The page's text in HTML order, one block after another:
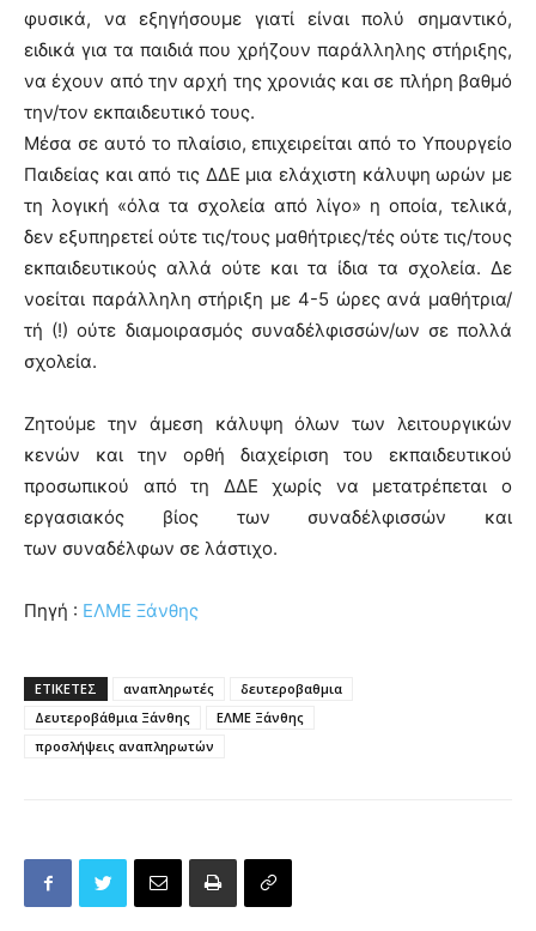
φυσικά, να εξηγήσουμε γιατί είναι πολύ σημαντικό,
ειδικά για τα παιδιά που χρήζουν παράλληλης στήριξης,
να έχουν από την αρχή της χρονιάς και σε πλήρη βαθμό
την/τον εκπαιδευτικό τους.
Μέσα σε αυτό το πλαίσιο, επιχειρείται από το Υπουργείο
Παιδείας και από τις ΔΔΕ μια ελάχιστη κάλυψη ωρών με
τη λογική «όλα τα σχολεία από λίγο» η οποία, τελικά,
δεν εξυπηρετεί ούτε τις/τους μαθήτριες/τές ούτε τις/τους
εκπαιδευτικούς αλλά ούτε και τα ίδια τα σχολεία. Δε
νοείται παράλληλη στήριξη με 4-5 ώρες ανά μαθήτρια/
τή (!) ούτε διαμοιρασμός συναδέλφισσών/ων σε πολλά
σχολεία.
Ζητούμε την άμεση κάλυψη όλων των λειτουργικών
κενών και την ορθή διαχείριση του εκπαιδευτικού
προσωπικού από τη ΔΔΕ χωρίς να μετατρέπεται ο
εργασιακός βίος των συναδέλφισσών και
των συναδέλφων σε λάστιχο.
Πηγή : ΕΛΜΕ Ξάνθης
ΕΤΙΚΕΤΕΣ αναπληρωτές
δευτεροβαθμια
Δευτεροβάθμια Ξάνθης
ΕΛΜΕ Ξάνθης
προσλήψεις αναπληρωτών